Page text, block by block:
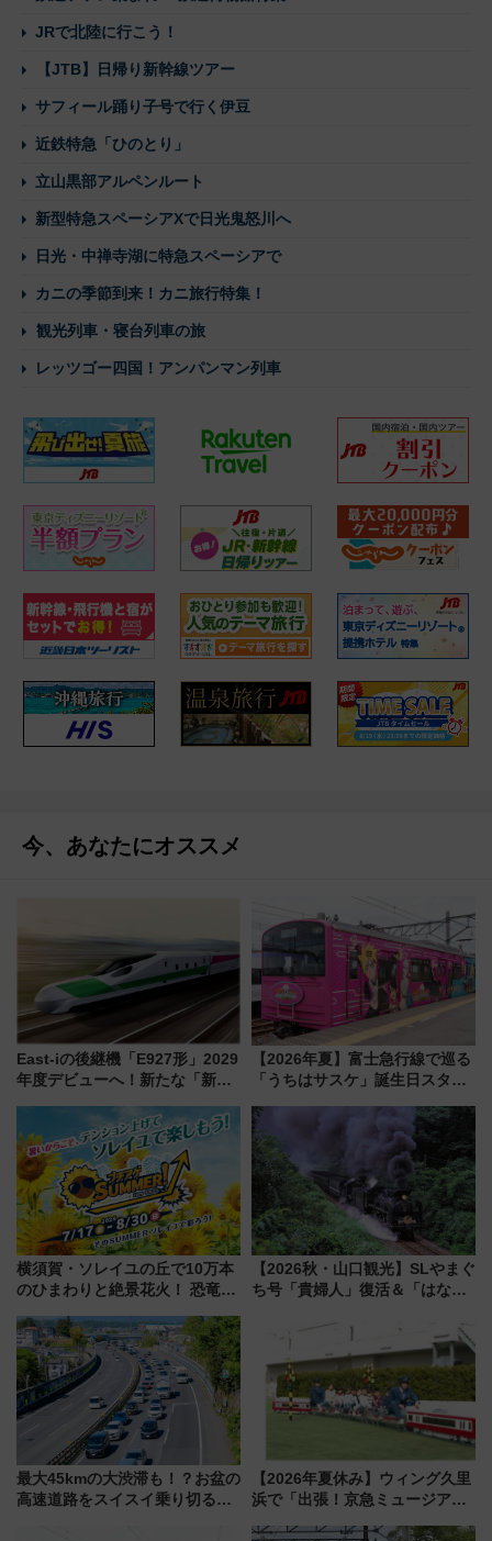
JRで北陸に行こう！
【JTB】日帰り新幹線ツアー
サフィール踊り子号で行く伊豆
近鉄特急「ひのとり」
立山黒部アルペンルート
新型特急スペーシアXで日光鬼怒川へ
日光・中禅寺湖に特急スペーシアで
カニの季節到来！カニ旅行特集！
観光列車・寝台列車の旅
レッツゴー四国！アンパンマン列車
今、あなたにオススメ
East-iの後継機「E927形」2029
年度デビューへ！新たな「新幹
説【JR東日本】
【2026年夏】富士急行線で巡る
「うちはサスケ」誕生日スタン
定グルメ＆グッズ徹底ガイド
横須賀・ソレイユの丘で10万本
のひまわりと絶景花火！ 恐竜や
帰りお出かけ最新情報（2026年
7月17日～開催）
【2026秋・山口観光】SLやまぐ
ち号「貴婦人」復活＆「はなあ
注目観光列車まとめ きっぷの取
最大45kmの大渋滞も！？お盆の
高速道路をスイスイ乗り切る快
【2026年夏休み】ウィング久里
浜で「出張！京急ミュージア